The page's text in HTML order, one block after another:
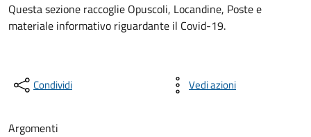
Questa sezione raccoglie Opuscoli, Locandine, Poste e
materiale informativo riguardante il Covid-19.
Condividi Vedi azioni
Argomenti